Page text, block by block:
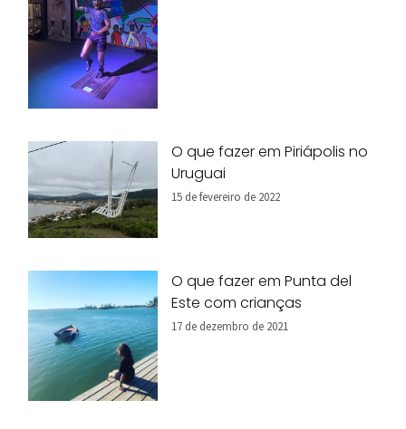
O que fazer em Piriápolis no
Uruguai
15 de fevereiro de 2022
O que fazer em Punta del
Este com crianças
17 de dezembro de 2021